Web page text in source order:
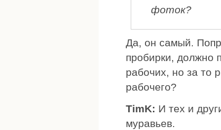
фоток?
Да, он самый.
пробирки, должно
рабочих, но за то
рабочего?
TimK: И тех и
муравьев.